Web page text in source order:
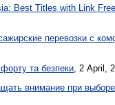
Best Titles with Link
перевозки с
та безпеки, 2 April,
внимание при